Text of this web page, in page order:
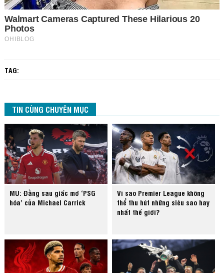
TAG:
TIN CÙNG CHUYÊN MỤC
MU: Đằng sau giấc mơ ‘PSG
hóa’ của Michael Carrick
Vì sao Premier League không
thể thu hút những siêu sao hay
nhất thế giới?